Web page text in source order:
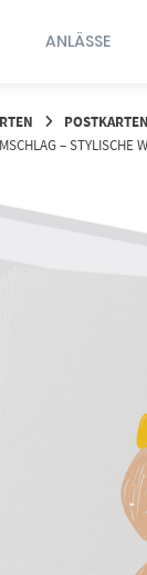
ANLÄSSE
POSTKARTEN
–